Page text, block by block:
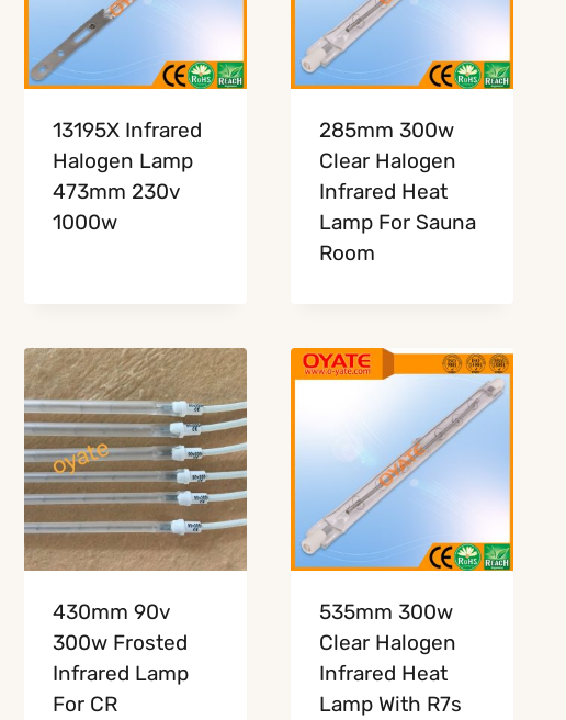
13195X Infrared
Halogen Lamp
473mm 230v
1000w
285mm 300w
Clear Halogen
Infrared Heat
Lamp For Sauna
Room
430mm 90v
300w Frosted
Infrared Lamp
For CR
535mm 300w
Clear Halogen
Infrared Heat
Lamp With R7s